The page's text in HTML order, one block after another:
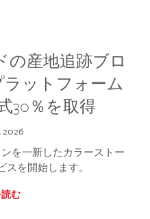
の産地追跡ブロ
ットフォーム
30％を取得
2026
を一新したカラーストー
スを開始します。
む